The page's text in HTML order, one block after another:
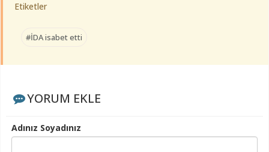
Etiketler
#İDA isabet etti
YORUM EKLE
Adınız Soyadınız